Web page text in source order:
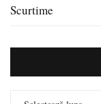
Scurtime